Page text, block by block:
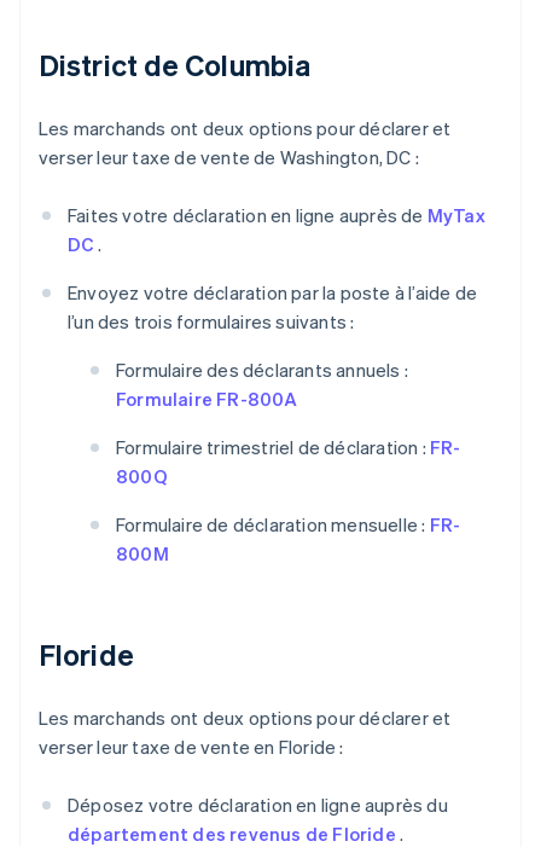
District de Columbia
Les marchands ont deux options pour déclarer et
verser leur taxe de vente de Washington, DC :
Faites votre déclaration en ligne auprès de MyTax
DC .
Envoyez votre déclaration par la poste à l’aide de
l’un des trois formulaires suivants :
Formulaire des déclarants annuels :
Formulaire FR-800A
Formulaire trimestriel de déclaration : FR-
800Q
Formulaire de déclaration mensuelle : FR-
800M
Floride
Les marchands ont deux options pour déclarer et
verser leur taxe de vente en Floride :
Déposez votre déclaration en ligne auprès du
département des revenus de Floride .